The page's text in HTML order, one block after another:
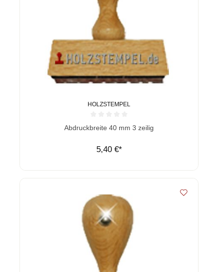
HOLZSTEMPEL
Durchschnittliche Bewertung von 0 von 5 Sternen
Abdruckbreite 40 mm 3 zeilig
5,40 €*